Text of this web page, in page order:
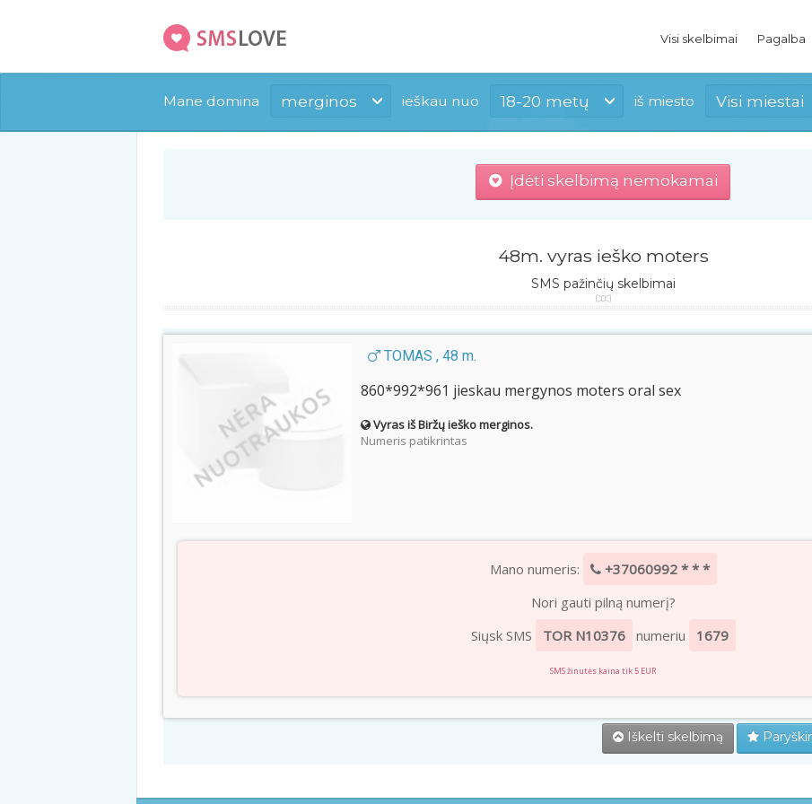
Visi skelbimai Pagalba
Mane domina merginos ieškau nuo 18-20 metų iš miesto Visi miestai
Įdėti skelbimą nemokamai
48m. vyras ieško moters
SMS pažinčių skelbimai
TOMAS , 48 m.
860*992*961 jieskau mergynos moters oral sex
Vyras iš Biržų ieško merginos.
Numeris patikrintas
Mano numeris:
+37060992 * * *
Nori gauti pilną numerį?
Siųsk SMS
TOR N10376 numeriu 1679
SMS žinutės kaina tik 5 EUR
Iškelti skelbimą